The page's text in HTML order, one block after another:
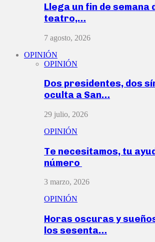
Llega un fin de semana
teatro,…
7 agosto, 2026
OPINIÓN
OPINIÓN
Dos presidentes, dos
oculta a San…
29 julio, 2026
OPINIÓN
Te necesitamos, tu
número
3 marzo, 2026
OPINIÓN
Horas oscuras y
los sesenta…